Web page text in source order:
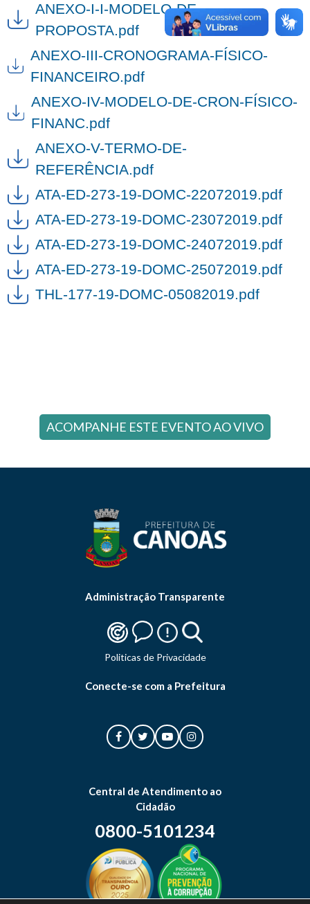
ANEXO-I-I-MODELO-DE-
PROPOSTA.pdf
ANEXO-III-CRONOGRAMA-FÍSICO-
FINANCEIRO.pdf
ANEXO-IV-MODELO-DE-CRON-FÍSICO-
FINANC.pdf
ANEXO-V-TERMO-DE-
REFERÊNCIA.pdf
ATA-ED-273-19-DOMC-22072019.pdf
ATA-ED-273-19-DOMC-23072019.pdf
ATA-ED-273-19-DOMC-24072019.pdf
ATA-ED-273-19-DOMC-25072019.pdf
THL-177-19-DOMC-05082019.pdf
ACOMPANHE ESTE EVENTO AO VIVO
Administração Transparente
Politicas de Privacidade
Conecte-se com a Prefeitura
Central de Atendimento ao
Cidadão
0800-5101234